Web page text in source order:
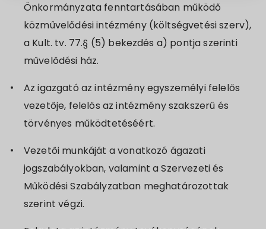
Önkormányzata fenntartásában működő
közművelődési intézmény (költségvetési szerv),
a Kult. tv. 77.§ (5) bekezdés a) pontja szerinti
művelődési ház.
Az igazgató az intézmény egyszemélyi felelős
vezetője, felelős az intézmény szakszerű és
törvényes működtetéséért.
Vezetői munkáját a vonatkozó ágazati
jogszabályokban, valamint a Szervezeti és
Működési Szabályzatban meghatározottak
szerint végzi.